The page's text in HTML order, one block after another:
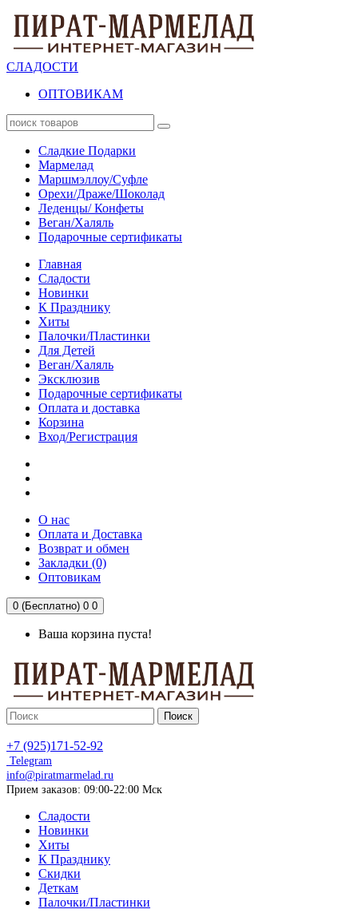
СЛАДОСТИ
ОПТОВИКАМ
Сладкие Подарки
Мармелад
Маршмэллоу/Суфле
Орехи/Драже/Шоколад
Леденцы/ Конфеты
Веган/Халяль
Подарочные сертификаты
Главная
Сладости
Новинки
К Празднику
Хиты
Палочки/Пластинки
Для Детей
Веган/Халяль
Эксклюзив
Подарочные сертификаты
Оплата и доставка
Корзина
Вход/Регистрация
О нас
Оплата и Доставка
Возврат и обмен
Закладки (0)
Оптовикам
0 (Бесплатно) 0 0
Ваша корзина пуста!
Поиск
+7 (925)171-52-92
Telegram
info@piratmarmelad.ru
Прием заказов: 09:00-22:00 Мск
Сладости
Новинки
Хиты
К Празднику
Скидки
Деткам
Палочки/Пластинки